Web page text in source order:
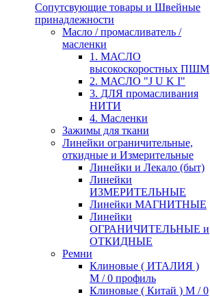
Сопутсвующие товары и Швейные
принадлежности
Масло / промасливатель /
масленки
1. МАСЛО
высокоскоростных ПШМ
2. МАСЛО "J U K I"
3. ДЛЯ промасливания
НИТИ
4. Масленки
Зажимы для ткани
Линейки ограничительные,
откидные и Измерительные
Линейки и Лекало (быт)
Линейки
ИЗМЕРИТЕЛЬНЫЕ
Линейки МАГНИТНЫЕ
Линейки
ОГРАНИЧИТЕЛЬНЫЕ и
ОТКИДНЫЕ
Ремни
Клиновые ( ИТАЛИЯ )
М / 0 профиль
Клиновые ( Китай ) М / 0